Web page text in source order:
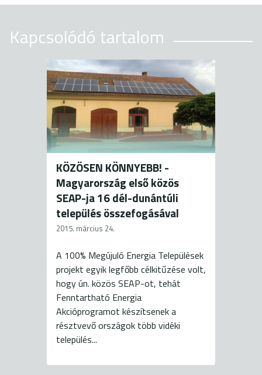
Kapcsolódó tartalom
KÖZÖSEN KÖNNYEBB! -
Magyarország első közös
SEAP-ja 16 dél-dunántúli
település összefogásával
2015. március 24.
A 100% Megújuló Energia Települések
projekt egyik legfőbb célkitűzése volt,
hogy ún. közös SEAP-ot, tehát
Fenntartható Energia
Akcióprogramot készítsenek a
résztvevő országok több vidéki
település...